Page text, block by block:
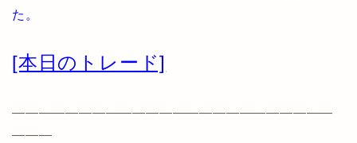
た。
[本日のトレード]
————————————————————————
———